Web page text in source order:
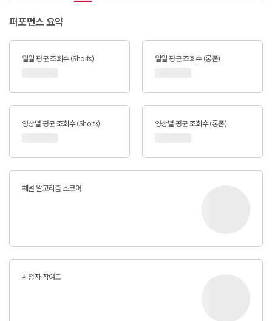
퍼포먼스 요약
일일 평균 조회수 (Shorts) 일일 평균 조회수 (롱폼)
영상별 평균 조회수 (Shorts) 영상별 평균 조회수 (롱폼)
채널 알고리즘 스코어
시청자 참여도